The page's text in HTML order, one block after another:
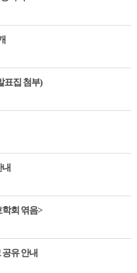
표집 첨부)
내
회 엮음>
공유 안내